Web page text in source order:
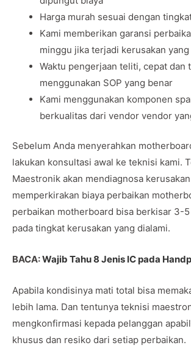
Harga murah sesuai dengan
Kami memberikan garansi
minggu jika terjadi kerusakan yang
Waktu pengerjaan teliti, cepat dan
menggunakan SOP yang benar
Kami menggunakan komponen
berkualitas dari vendor vendor
Sebelum Anda menyerahkan
lakukan konsultasi awal ke teknisi kami.
Maestronik akan mendiagnosa
memperkirakan biaya perbaikan
perbaikan motherboard bisa berkisar 3-
pada tingkat kerusakan yang dialami.
BACA:Wajib Tahu 8 Jenis IC pada
Apabila kondisinya mati total bisa
lebih lama. Dan tentunya teknisi
mengkonfirmasi kepada pelanggan
khusus dan resiko dari setiap perbaikan.